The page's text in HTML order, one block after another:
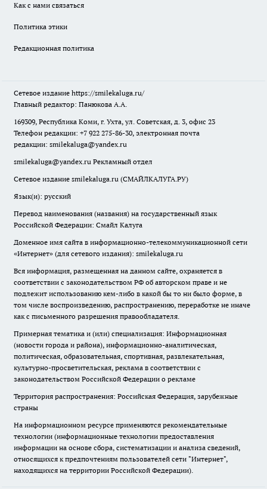
Как с нами связаться
Политика этики
Редакционная политика
Сетевое издание https://smilekaluga.ru/
Главный редактор: Панюкова А.А.
169309, Республика Коми, г. Ухта, ул. Советская, д. 3, офис 23
Телефон редакции: +7 922 275-86-30, электронная почта
редакции: smilekaluga@yandex.ru
smilekaluga@yandex.ru Рекламный отдел
Сетевое издание smilekaluga.ru (СМАЙЛКАЛУГА.РУ)
Язык(и): русский
Перевод наименования (названия) на государственный язык
Российской Федерации: Смайл Калуга
Доменное имя сайта в информационно-телекоммуникационной сети
«Интернет» (для сетевого издания): smilekaluga.ru
Вся информация, размещенная на данном сайте, охраняется в
соответствии с законодательством РФ об авторском праве и не
подлежит использованию кем-либо в какой бы то ни было форме, в
том числе воспроизведению, распространению, переработке не иначе
как с письменного разрешения правообладателя.
Примерная тематика и (или) специализация: Информационная
(новости города и района), информационно-аналитическая,
политическая, образовательная, спортивная, развлекательная,
культурно-просветительская, реклама в соответствии с
законодательством Российской Федерации о рекламе
Территория распространения: Российская Федерация, зарубежные
страны
На информационном ресурсе применяются рекомендательные
технологии (информационные технологии предоставления
информации на основе сбора, систематизации и анализа сведений,
относящихся к предпочтениям пользователей сети "Интернет",
находящихся на территории Российской Федерации).